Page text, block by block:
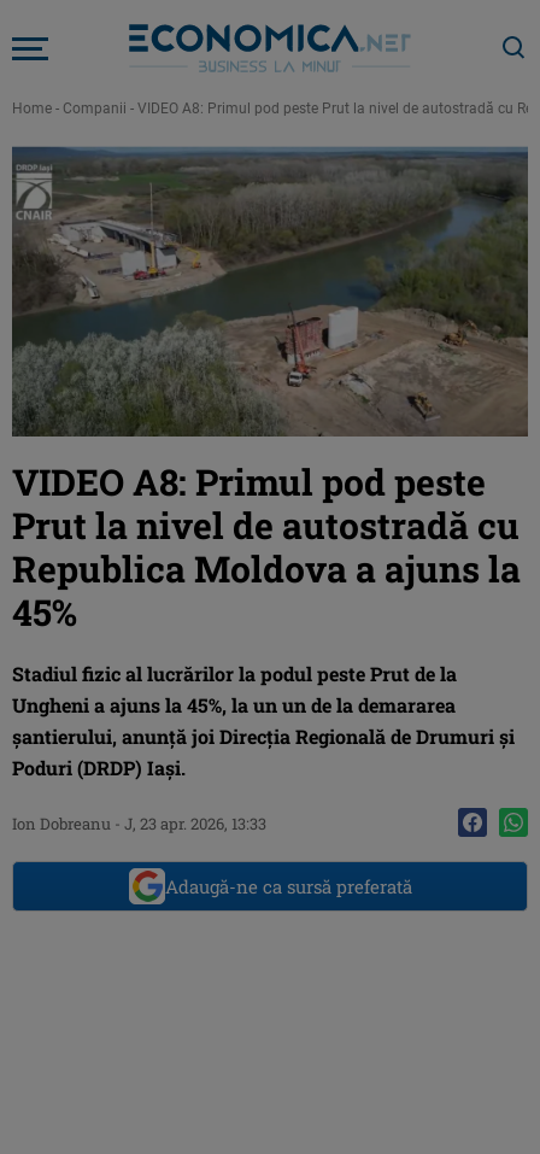
Home - Companii - VIDEO A8: Primul pod peste Prut la nivel de autostradă cu
VIDEO A8: Primul pod peste
Prut la nivel de autostradă cu
Republica Moldova a ajuns la
45%
Stadiul fizic al lucrărilor la podul peste Prut de la
Ungheni a ajuns la 45%, la un un de la demararea
șantierului, anunță joi Direcția Regională de Drumuri și
Poduri (DRDP) Iași.
Ion Dobreanu - J, 23 apr. 2026, 13:33
Adaugă-ne ca sursă preferată